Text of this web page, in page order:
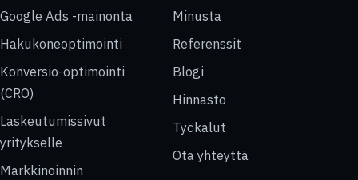
Google Ads -mainonta
Hakukoneoptimointi
Konversio-optimointi
(CRO)
Laskeutumissivut
yritykselle
Markkinoinnin
Minusta
Referenssit
Blogi
Hinnasto
Työkalut
Ota yhteyttä